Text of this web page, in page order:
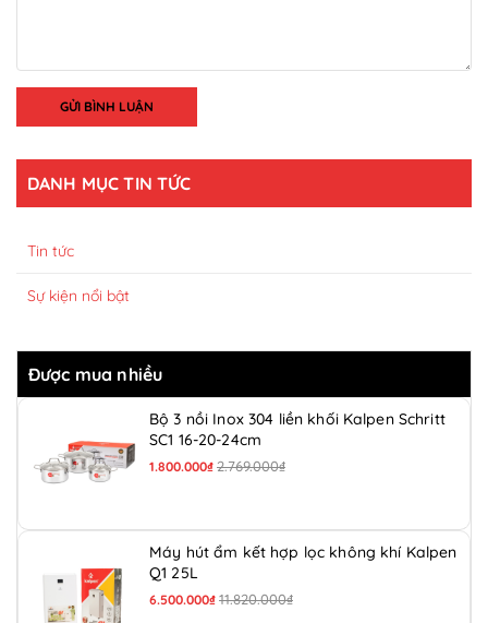
GỬI BÌNH LUẬN
DANH MỤC TIN TỨC
Tin tức
Sự kiện nổi bật
Được mua nhiều
Bộ 3 nồi Inox 304 liền khối Kalpen Schritt
SC1 16-20-24cm
1.800.000₫ 2.769.000₫
Máy hút ẩm kết hợp lọc không khí Kalpen
Q1 25L
6.500.000₫ 11.820.000₫